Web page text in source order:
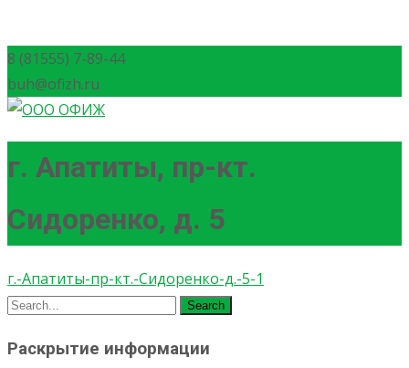
8 (81555) 7-89-44
buh@ofizh.ru
г. Апатиты, пр-кт.
Сидоренко, д. 5
г.-Апатиты-пр-кт.-Сидоренко-д.-5-1
Search
Раскрытие информации